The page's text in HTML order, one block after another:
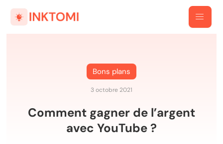
Bons plans
3 octobre 2021
Comment gagner de l’argent
avec YouTube ?